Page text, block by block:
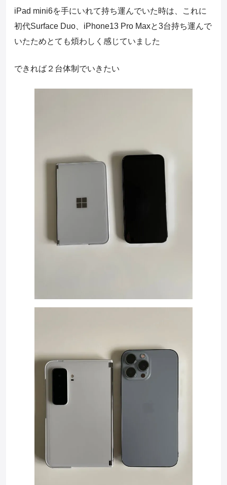
iPad mini6を手にいれて持ち運んでいた時は、これに
初代Surface Duo、iPhone13 Pro Maxと3台持ち運んで
いたためとても煩わしく感じていました
できれば２台体制でいきたい